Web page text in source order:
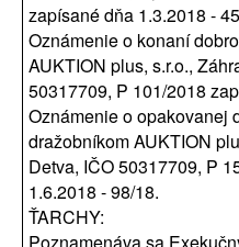
zapísané dňa 1.3.2018 -
Oznámenie o konaní
AUKTION plus, s.r.o.,
50317709, P 101/2018
Oznámenie o opakovanej
dražobníkom AUKTION
Detva, IČO 50317709, P
1.6.2018 - 98/18.
ŤARCHY: